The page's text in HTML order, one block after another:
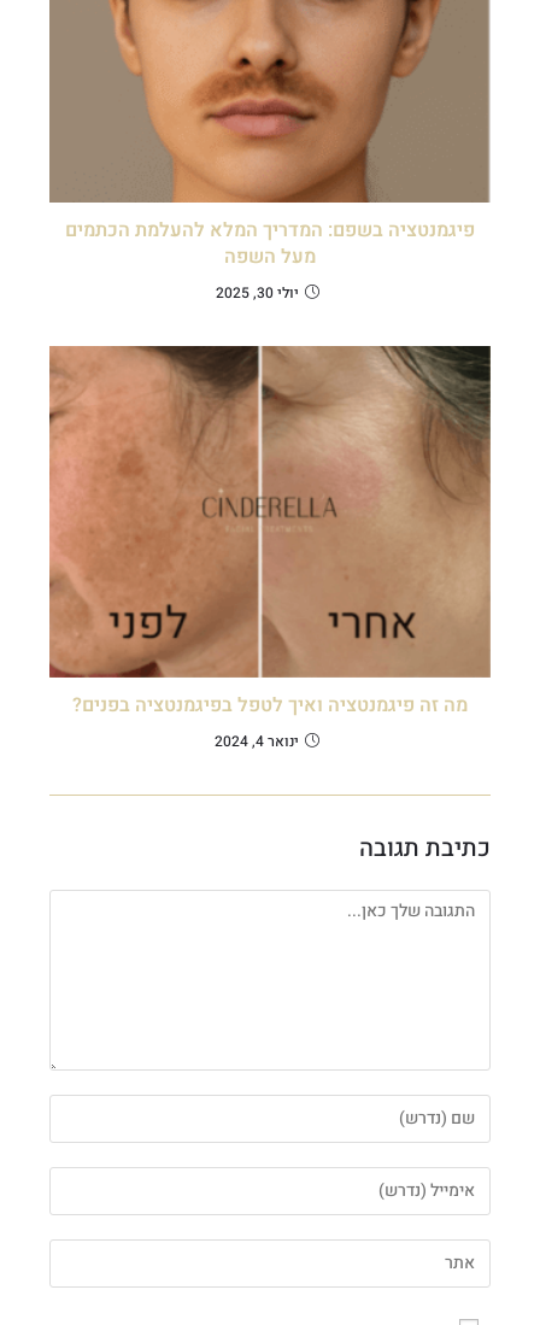
פיגמנטציה בשפם: המדריך המלא להעלמת הכתמים
מעל השפה
יולי 30, 2025
מה זה פיגמנטציה ואיך לטפל בפיגמנטציה בפנים?
ינואר 4, 2024
כתיבת תגובה